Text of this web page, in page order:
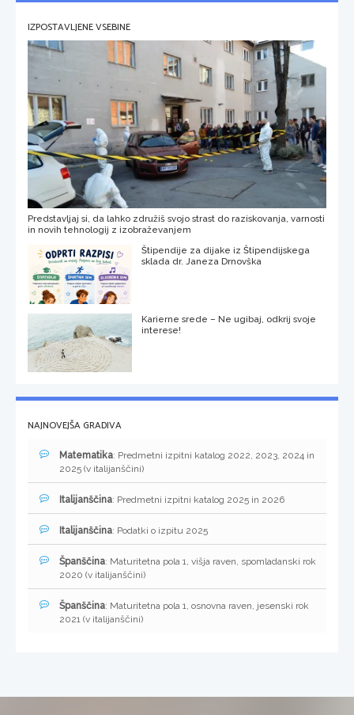
IZPOSTAVLJENE VSEBINE
Predstavljaj si, da lahko združiš svojo strast do raziskovanja, varnosti
in novih tehnologij z izobraževanjem
Štipendije za dijake iz Štipendijskega
sklada dr. Janeza Drnovška
Karierne srede – Ne ugibaj, odkrij svoje
interese!
NAJNOVEJŠA GRADIVA
Matematika: Predmetni izpitni katalog 2022, 2023, 2024 in
2025 (v italijanščini)
Italijanščina: Predmetni izpitni katalog 2025 in 2026
Italijanščina: Podatki o izpitu 2025
Španščina: Maturitetna pola 1, višja raven, spomladanski rok
2020 (v italijanščini)
Španščina: Maturitetna pola 1, osnovna raven, jesenski rok
2021 (v italijanščini)